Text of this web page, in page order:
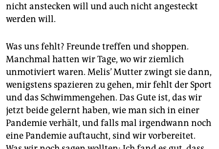
nicht anstecken will und auch nicht angesteckt
werden will.
Was uns fehlt? Freunde treffen und shoppen.
Manchmal hatten wir Tage, wo wir ziemlich
unmotiviert waren. Melis’ Mutter zwingt sie dann,
wenigstens spazieren zu gehen, mir fehlt der Sport
und das Schwimmengehen. Das Gute ist, das wir
jetzt beide gelernt haben, wie man sich in einer
Pandemie verhält, und falls mal irgendwann noch
eine Pandemie auftaucht, sind wir vorbereitet.